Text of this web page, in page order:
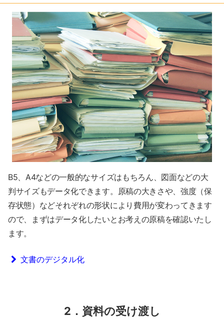
B5、A4などの一般的なサイズはもちろん、図面などの大
判サイズもデータ化できます。原稿の大きさや、強度（保
存状態）などそれぞれの形状により費用が変わってきます
ので、まずはデータ化したいとお考えの原稿を確認いたし
ます。
文書のデジタル化
2．資料の受け渡し